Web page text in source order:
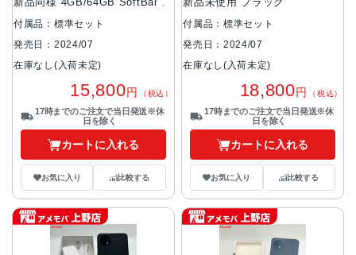
新品同様 4GB/64GB SoftBank
付属品：標準セット
発売日：2024/07
在庫なし(入荷未定)
15,800円 （税込）
17時までのご注文で当日発送※休
日を除く
カートに入れる
お気に入り 比較する
新品未使用 ブラック
付属品：標準セット
発売日：2024/07
在庫なし(入荷未定)
18,800円 （税込）
17時までのご注文で当日発送※休
日を除く
カートに入れる
お気に入り 比較する